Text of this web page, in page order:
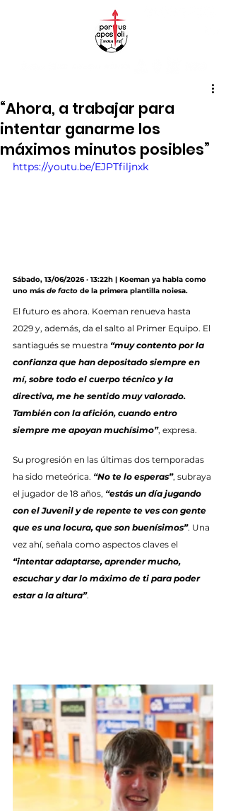
“Ahora, a trabajar para
intentar ganarme los
máximos minutos posibles”
https://youtu.be/EJPTfiljnxk
Sábado, 13/06/2026 · 13:22h | Koeman ya habla como
uno más de facto de la primera plantilla noiesa.
El futuro es ahora. Koeman renueva hasta
2029 y, además, da el salto al Primer Equipo. El
santiagués se muestra “muy contento por la
confianza que han depositado siempre en
mí, sobre todo el cuerpo técnico y la
directiva, me he sentido muy valorado.
También con la afición, cuando entro
siempre me apoyan muchísimo”, expresa.
Su progresión en las últimas dos temporadas
ha sido meteórica. “No te lo esperas”, subraya
el jugador de 18 años, “estás un día jugando
con el Juvenil y de repente te ves con gente
que es una locura, que son buenísimos”. Una
vez ahí, señala como aspectos claves el
“intentar adaptarse, aprender mucho,
escuchar y dar lo máximo de ti para poder
estar a la altura”.